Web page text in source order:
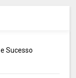
Sucesso